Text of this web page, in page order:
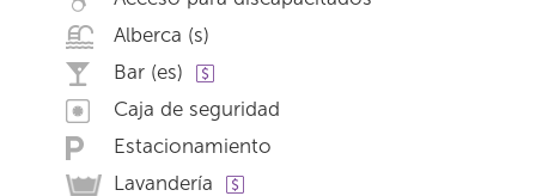
Alberca (s)
Bar (es)
Caja de seguridad
Estacionamiento
Lavandería